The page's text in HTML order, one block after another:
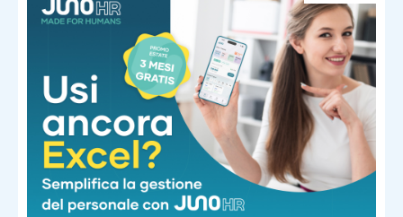
Ultima ora
Dolomiti Superski, via ai rimborsi
degli skipass: ecco chi può
richiederli
Ultima ora
Carburante annacquato, irregolare
un distributore su cinque. Pd:
“Governo intervenga”. Lega: “Bene
controlli Gdf”